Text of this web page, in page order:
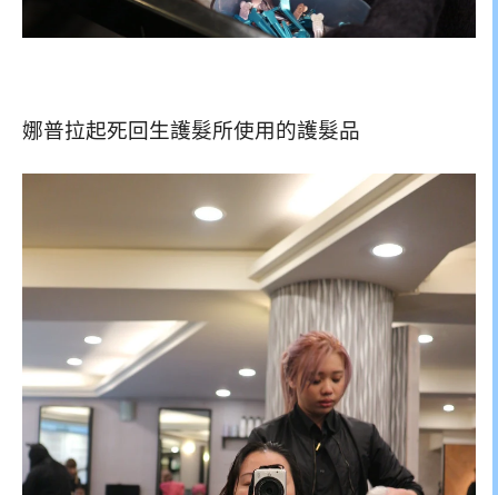
娜普拉起死回生護髮所使用的護髮品